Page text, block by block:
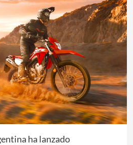
ha lanzado